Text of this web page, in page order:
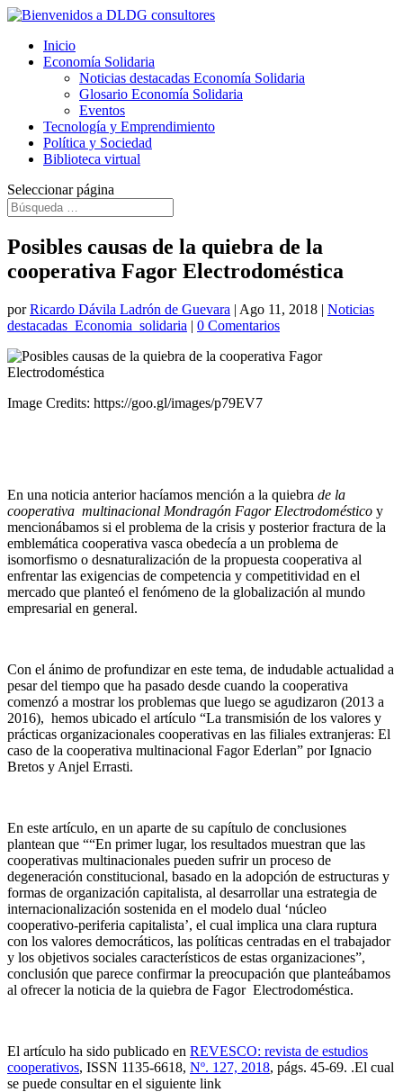
Inicio
Economía Solidaria
Noticias destacadas Economía Solidaria
Glosario Economía Solidaria
Eventos
Tecnología y Emprendimiento
Política y Sociedad
Biblioteca virtual
Seleccionar página
Posibles causas de la quiebra de la
cooperativa Fagor Electrodoméstica
porRicardo Dávila Ladrón de Guevara | Ago 11, 2018 | Noticias
destacadas_Economia_solidaria | 0 Comentarios
Image Credits: https://goo.gl/images/p79EV7
En una noticia anterior hacíamos mención a la quiebra de la
cooperativa multinacional Mondragón Fagor Electrodoméstico y
mencionábamos si el problema de la crisis y posterior fractura de la
emblemática cooperativa vasca obedecía a un problema de
isomorfismo o desnaturalización de la propuesta cooperativa al
enfrentar las exigencias de competencia y competitividad en el
mercado que planteó el fenómeno de la globalización al mundo
empresarial en general.
Con el ánimo de profundizar en este tema, de indudable actualidad a
pesar del tiempo que ha pasado desde cuando la cooperativa
comenzó a mostrar los problemas que luego se agudizaron (2013 a
2016), hemos ubicado el artículo “La transmisión de los valores y
prácticas organizacionales cooperativas en las filiales extranjeras: El
caso de la cooperativa multinacional Fagor Ederlan” por Ignacio
Bretos y Anjel Errasti.
En este artículo, en un aparte de su capítulo de conclusiones
plantean que ““En primer lugar, los resultados muestran que las
cooperativas multinacionales pueden sufrir un proceso de
degeneración constitucional, basado en la adopción de estructuras y
formas de organización capitalista, al desarrollar una estrategia de
internacionalización sostenida en el modelo dual ‘núcleo
cooperativo-periferia capitalista’, el cual implica una clara ruptura
con los valores democráticos, las políticas centradas en el trabajador
y los objetivos sociales característicos de estas organizaciones”,
conclusión que parece confirmar la preocupación que planteábamos
al ofrecer la noticia de la quiebra de Fagor Electrodoméstica.
El artículo ha sido publicado en REVESCO: revista de estudios
cooperativos, ISSN 1135-6618, Nº. 127, 2018, págs. 45-69. .El cual
se puede consultar en el siguiente link